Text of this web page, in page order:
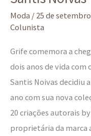
Moda / 25 de
Colunista
Grife comemora a
dois anos de vida com
Santis Noivas decidiu
ano com sua nova
20 criações autorais
proprietária da marca